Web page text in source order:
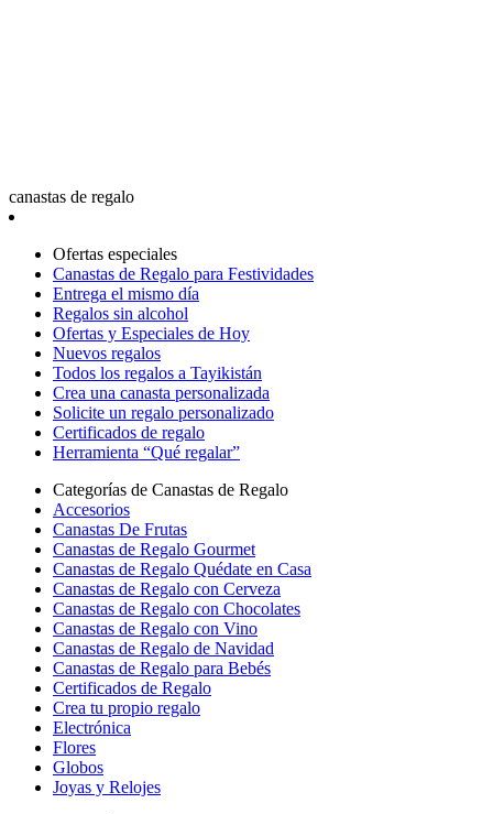
canastas de regalo
Ofertas especiales
Canastas de Regalo para Festividades
Entrega el mismo día
Regalos sin alcohol
Ofertas y Especiales de Hoy
Nuevos regalos
Todos los regalos a Tayikistán
Crea una canasta personalizada
Solicite un regalo personalizado
Certificados de regalo
Herramienta “Qué regalar”
Categorías de Canastas de Regalo
Accesorios
Canastas De Frutas
Canastas de Regalo Gourmet
Canastas de Regalo Quédate en Casa
Canastas de Regalo con Cerveza
Canastas de Regalo con Chocolates
Canastas de Regalo con Vino
Canastas de Regalo de Navidad
Canastas de Regalo para Bebés
Certificados de Regalo
Crea tu propio regalo
Electrónica
Flores
Globos
Joyas y Relojes